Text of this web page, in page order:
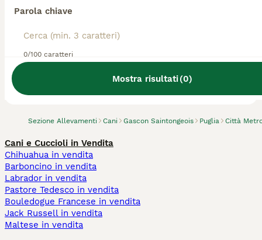
Parola chiave
0/100 caratteri
Mostra risultati(0)
Sezione Allevamenti Cani Gascon Saintongeois Puglia Città
Abbiamo trovato 0 Allevamento di Gascon
Saintongeois, Bitritto.
Cani e Cuccioli in Vendita
Chihuahua in vendita
Barboncino in vendita
Labrador in vendita
Pastore Tedesco in vendita
Bouledogue Francese in vendita
Jack Russell in vendita
Maltese in vendita